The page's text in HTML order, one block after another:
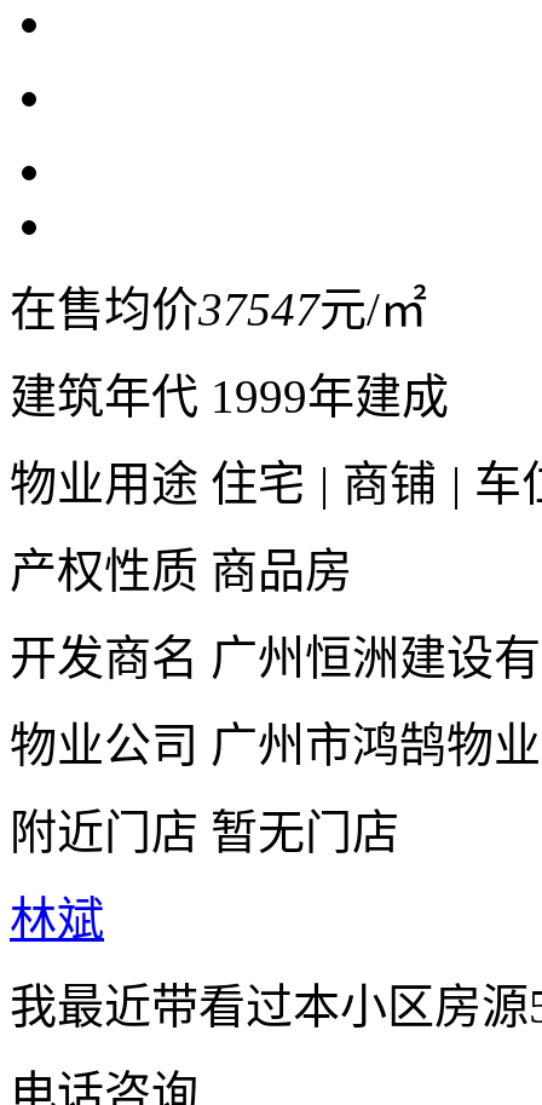
在售均价37547元/㎡
建筑年代 1999年建成
物业用途 住宅 | 商铺 | 车
产权性质 商品房
开发商名 广州恒洲建设
物业公司 广州市鸿鹄物
附近门店 暂无门店
林斌
我最近带看过本小区房
电话咨询